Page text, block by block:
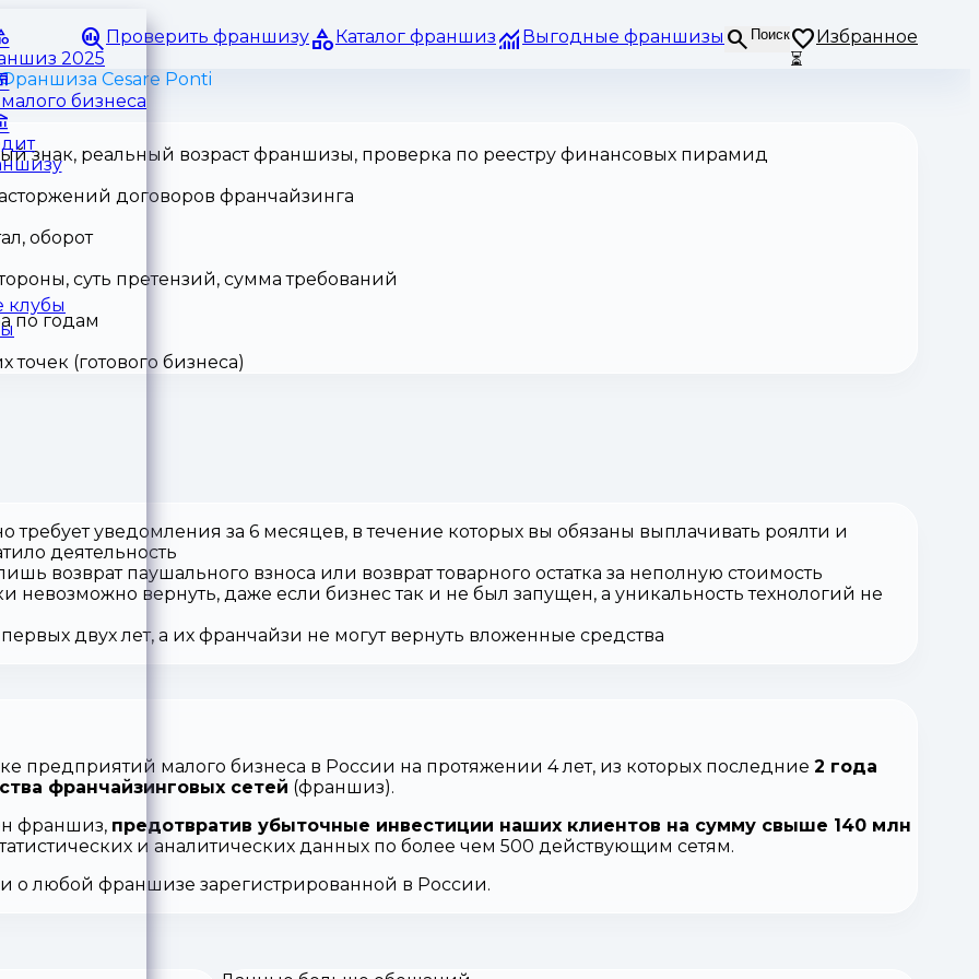
Проверить франшизу Каталог франшиз Выгодные франшизы Поиск
Избранное
⏳
2025
бизнеса
клубы
Франшиза Cesare Ponti
знак, реальный возраст франшизы, проверка по реестру финансовых пирамид
договоров франчайзинга
оборот
суть претензий, сумма требований
по годам
(готового бизнеса)
требует уведомления за 6 месяцев, в течение которых вы обязаны выплачивать роялти и
деятельность
возврат паушального взноса или возврат товарного остатка за неполную стоимость
невозможно вернуть, даже если бизнес так и не был запущен, а уникальность технологий не
двух лет, а их франчайзи не могут вернуть вложенные средства
предприятий малого бизнеса в России на протяжении 4 лет, из которых последние 2 года
франчайзинговых сетей (франшиз).
франшиз, предотвратив убыточные инвестиции наших клиентов на сумму свыше 140 млн
и аналитических данных по более чем 500 действующим сетям.
о любой франшизе зарегистрированной в России.